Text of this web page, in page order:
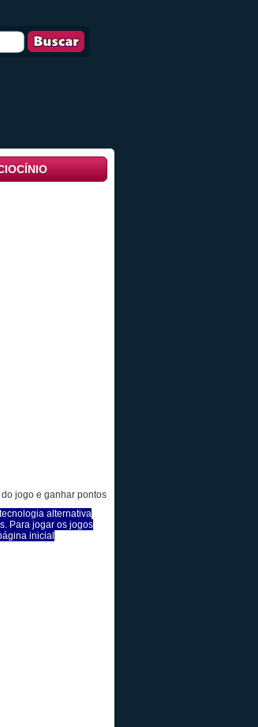
jogo e ganhar pontos
alternativa
Para jogar os jogos
inicial